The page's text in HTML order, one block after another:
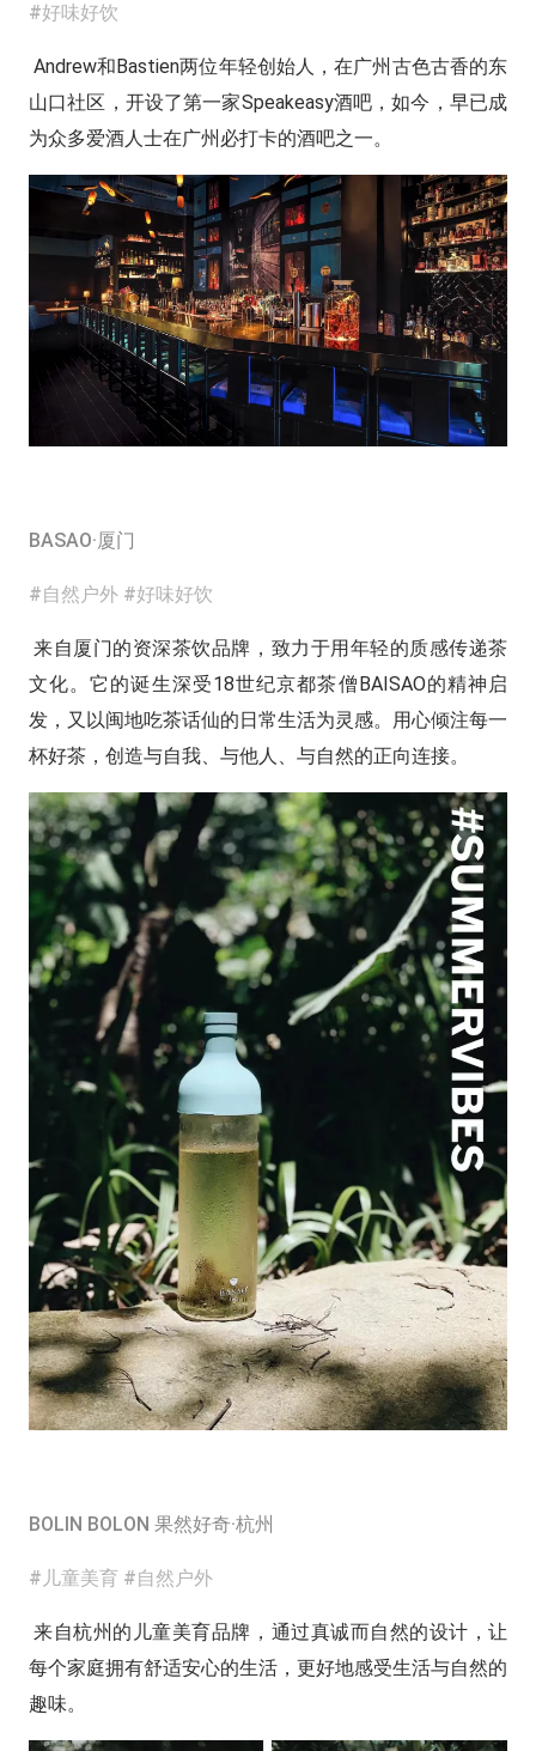
#好味好饮
Andrew和Bastien两位年轻创始人，在广州古色古香的东
山口社区，开设了第一家Speakeasy酒吧，如今，早已成
为众多爱酒人士在广州必打卡的酒吧之一。
BASAO·厦门
#自然户外 #好味好饮
来自厦门的资深茶饮品牌，致力于用年轻的质感传递茶
文化。它的诞生深受18世纪京都茶僧BAISAO的精神启
发，又以闽地吃茶话仙的日常生活为灵感。用心倾注每一
杯好茶，创造与自我、与他人、与自然的正向连接。
BOLIN BOLON 果然好奇·杭州
#儿童美育 #自然户外
来自杭州的儿童美育品牌，通过真诚而自然的设计，让
每个家庭拥有舒适安心的生活，更好地感受生活与自然的
趣味。